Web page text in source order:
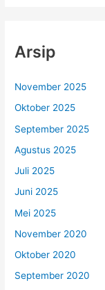
Arsip
November 2025
Oktober 2025
September 2025
Agustus 2025
Juli 2025
Juni 2025
Mei 2025
November 2020
Oktober 2020
September 2020